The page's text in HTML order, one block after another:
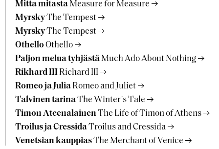
Mitta mitastaMeasure for Measure
MyrskyThe Tempest
MyrskyThe Tempest
OthelloOthello
Paljon melua tyhjästäMuch Ado About Nothing
Rikhard III Richard III
Romeo ja Julia Romeo and Juliet
Talvinen tarinaThe Winter's Tale
Timon AteenalainenThe Life of Timon of Athens
Troilus ja CressidaTroilus and Cressida
Venetsian kauppiasThe Merchant of Venice